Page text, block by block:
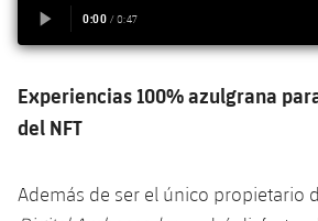
Experiencias 100% azulgrana
del NFT
Además de ser el único propietario